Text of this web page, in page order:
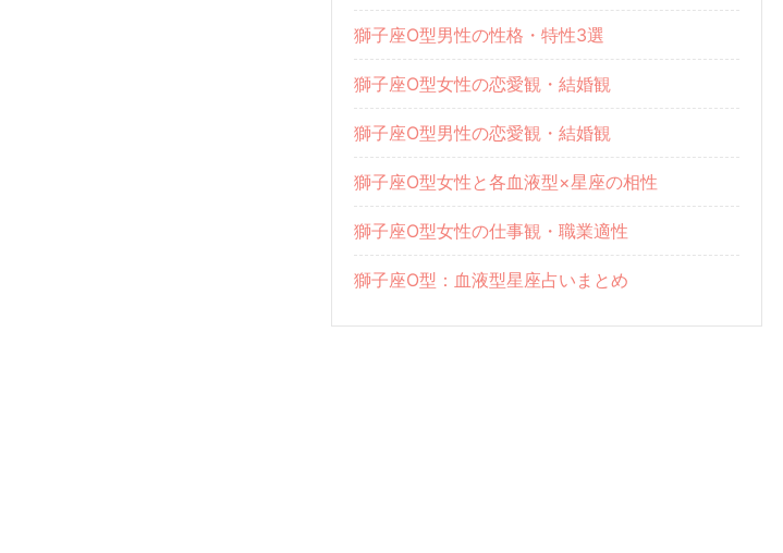
獅子座O型男性の性格・特性3選
獅子座O型女性の恋愛観・結婚観
獅子座O型男性の恋愛観・結婚観
獅子座O型女性と各血液型×星座の相性
獅子座O型女性の仕事観・職業適性
獅子座O型：血液型星座占いまとめ